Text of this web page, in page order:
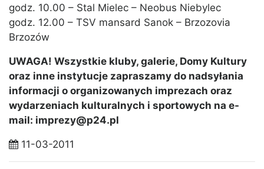
godz. 10.00 – Stal Mielec – Neobus Niebylec
godz. 12.00 – TSV mansard Sanok – Brzozovia
Brzozów
UWAGA! Wszystkie kluby, galerie, Domy Kultury
oraz inne instytucje zapraszamy do nadsyłania
informacji o organizowanych imprezach oraz
wydarzeniach kulturalnych i sportowych na e-
mail: imprezy@p24.pl
11-03-2011